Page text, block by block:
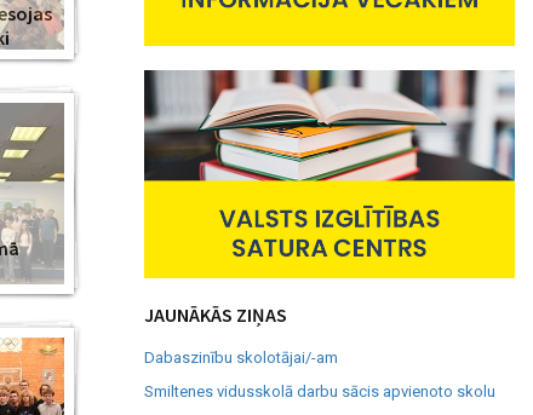
JAUNĀKĀS ZIŅAS
Dabaszinību skolotājai/-am
Smiltenes vidusskolā darbu sācis apvienoto skolu